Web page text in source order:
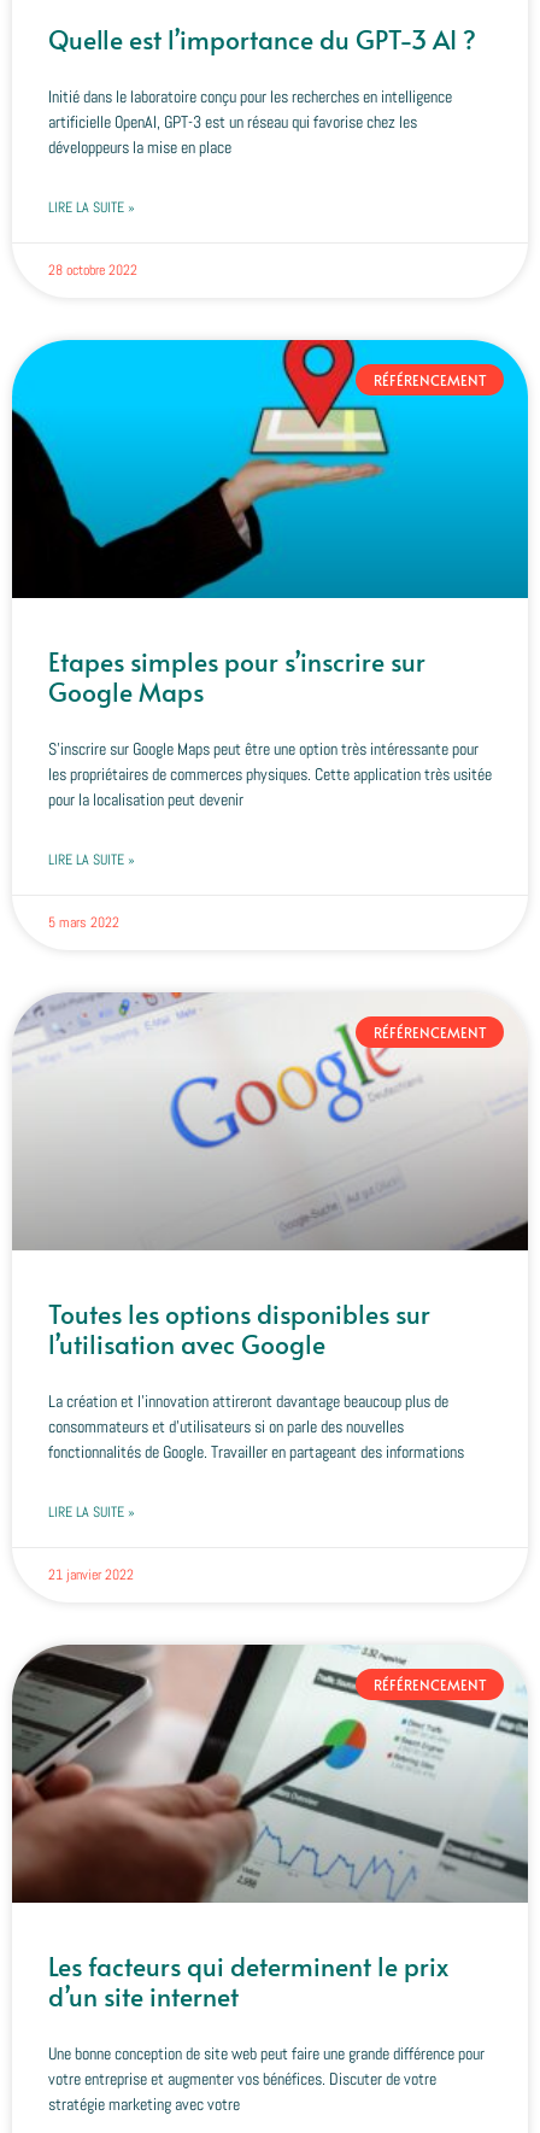
Quelle est l’importance du GPT-3 AI ?
Initié dans le laboratoire conçu pour les recherches en intelligence
artificielle OpenAI, GPT-3 est un réseau qui favorise chez les
développeurs la mise en place
LIRE LA SUITE »
28 octobre 2022
RÉFÉRENCEMENT
Etapes simples pour s’inscrire sur
Google Maps
S’inscrire sur Google Maps peut être une option très intéressante pour
les propriétaires de commerces physiques. Cette application très usitée
pour la localisation peut devenir
LIRE LA SUITE »
5 mars 2022
RÉFÉRENCEMENT
Toutes les options disponibles sur
l’utilisation avec Google
La création et l’innovation attireront davantage beaucoup plus de
consommateurs et d’utilisateurs si on parle des nouvelles
fonctionnalités de Google. Travailler en partageant des informations
LIRE LA SUITE »
21 janvier 2022
RÉFÉRENCEMENT
Les facteurs qui determinent le prix
d’un site internet
Une bonne conception de site web peut faire une grande différence pour
votre entreprise et augmenter vos bénéfices. Discuter de votre
stratégie marketing avec votre